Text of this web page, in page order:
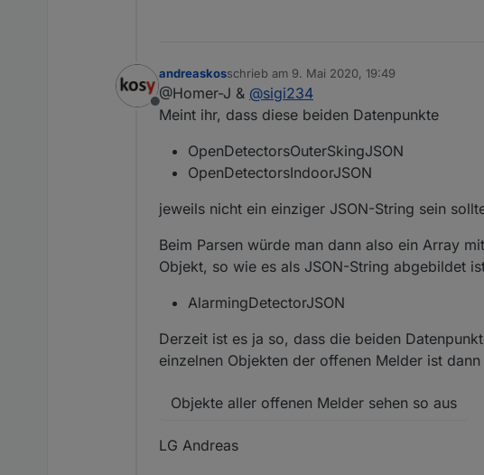
Offline
andreaskosschrieb am 9. Mai 2020, 19:49
zuletzt editiert von
@Homer-J & @sigi234
Meint ihr, dass diese beiden Datenpunkte
OpenDetectorsOuterSkingJSON
OpenDetectorsIndoorJSON
jeweils nicht ein einziger JSON-String sein
Beim Parsen würde man dann also ein Array
Objekt, so wie es als JSON-String abgebildet
AlarmingDetectorJSON
Derzeit ist es ja so, dass die beiden
einzelnen Objekten der offenen Melder ist
Objekte aller offenen Melder sehen so aus
LG Andreas